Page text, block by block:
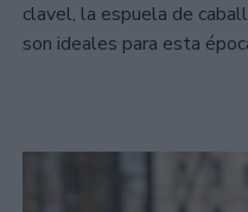
clavel, la espuela de
son ideales para esta